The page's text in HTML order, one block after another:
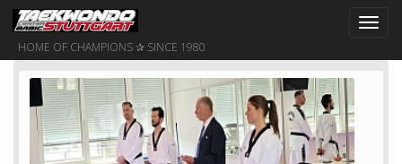
HOME OF CHAMPIONS ✰ SINCE 1980